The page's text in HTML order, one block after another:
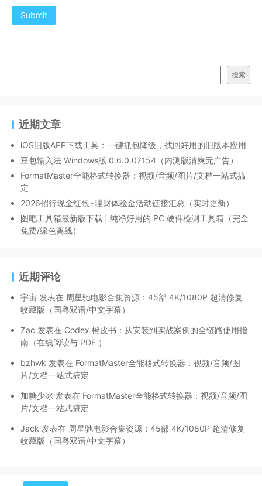
Submit
搜索
近期文章
iOS旧版APP下载工具：一键抓包降级，找回好用的旧版本应用
豆包输入法 Windows版 0.6.0.07154（内测版清爽无广告）
FormatMaster全能格式转换器：视频/音频/图片/文档一站式搞
定
2026招行现金红包+理财体验金活动链接汇总（实时更新）
图吧工具箱最新版下载 | 纯净好用的 PC 硬件检测工具箱（完全
免费/绿色离线）
近期评论
宇宙 发表在 周星驰电影合集资源：45部 4K/1080P 超清修复
收藏版（国粤双语/中文字幕）
Zac 发表在 Codex 橙皮书：从安装到实战案例的全链路使用指
南（在线阅读与 PDF ）
bzhwk 发表在 FormatMaster全能格式转换器：视频/音频/图
片/文档一站式搞定
加糖少冰 发表在 FormatMaster全能格式转换器：视频/音频/图
片/文档一站式搞定
Jack 发表在 周星驰电影合集资源：45部 4K/1080P 超清修复
收藏版（国粤双语/中文字幕）